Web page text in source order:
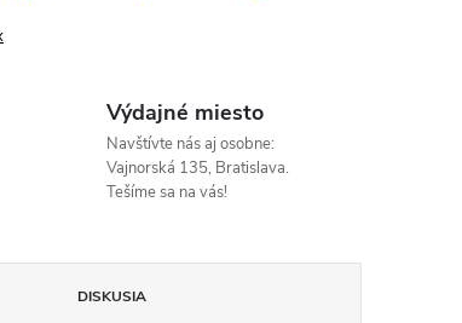
Výdajné miesto
Navštívte nás aj osobne:
Vajnorská 135, Bratislava.
Tešíme sa na vás!
DISKUSIA